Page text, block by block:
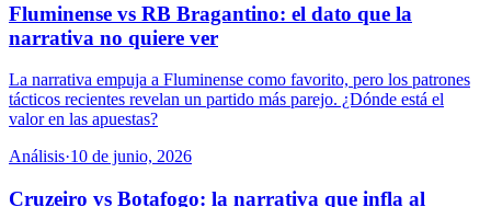
Fluminense vs RB Bragantino: el dato que la
narrativa no quiere ver
La narrativa empuja a Fluminense como favorito, pero los patrones
tácticos recientes revelan un partido más parejo. ¿Dónde está el
valor en las apuestas?
Análisis·10 de junio, 2026
Cruzeiro vs Botafogo: la narrativa que infla al